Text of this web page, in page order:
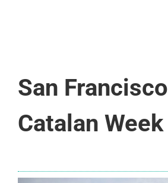
San Francisco
Catalan Week